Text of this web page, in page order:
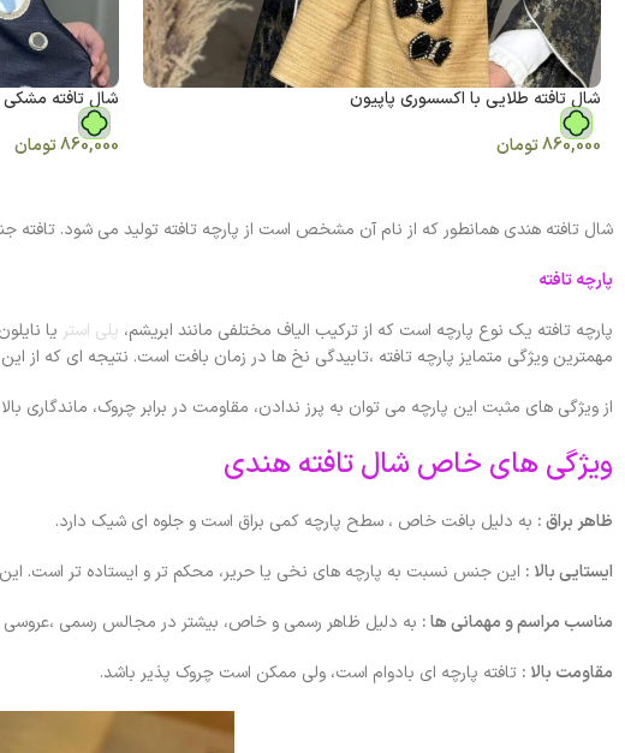
شال تافته طلایی با اکسسوری پاپیون
860,000تومان
شال تافته مشکی
860,000تومان
شال تافته هندی همانطور که از نام آن مشخص است از پارچه تافته تولید می شود.
پارچه تافته
پارچه تافته یک نوع پارچه است که از ترکیب الیاف مختلفی مانند ابریشم، پلی استر یا
مهمترین ویژگی متمایز پارچه تافته ،تابیدگی نخ ها در زمان بافت است. نتیجه ای که
از ویژگی های مثبت این پارچه می توان به پرز ندادن، مقاومت در برابر چروک،
ویژگی های خاص شال تافته هندی
ظاهر براق : به دلیل بافت خاص ، سطح پارچه کمی براق است و جلوه ای شیک دارد.
ایستایی بالا : این جنس نسبت به پارچه های نخی یا حریر، محکم تر و ایستاده تر است.
مناسب مراسم و مهمانی ها : به دلیل ظاهر رسمی و خاص، بیشتر در مجالس رسمی ،عروسی
مقاومت بالا : تافته پارچه ای بادوام است، ولی ممکن است چروک پذیر باشد.